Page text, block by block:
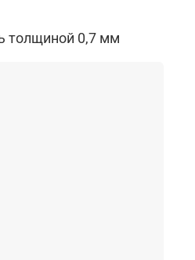
толщиной 0,7 мм